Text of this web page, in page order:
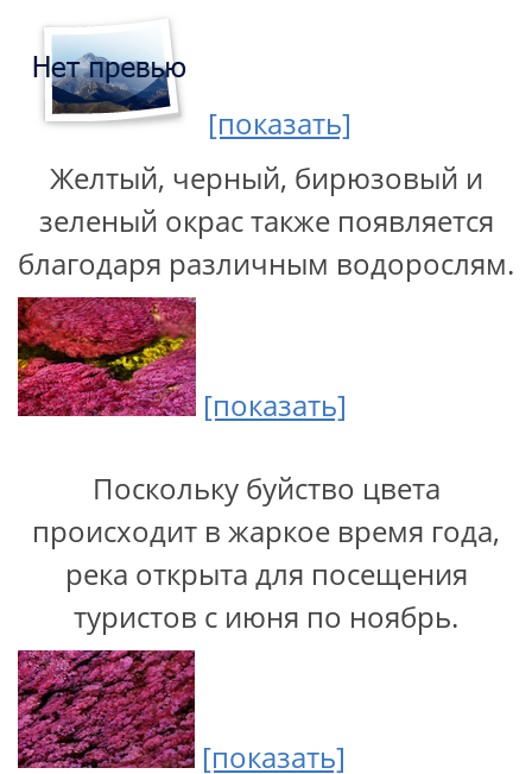
[показать]
Желтый, черный, бирюзовый и
зеленый окрас также появляется
благодаря различным водорослям.
[показать]
Поскольку буйство цвета
происходит в жаркое время года,
река открыта для посещения
туристов с июня по ноябрь.
[показать]